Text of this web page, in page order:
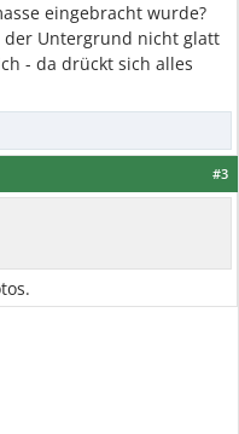
eingebracht wurde?
der Untergrund nicht glatt
- da drückt sich alles
#3